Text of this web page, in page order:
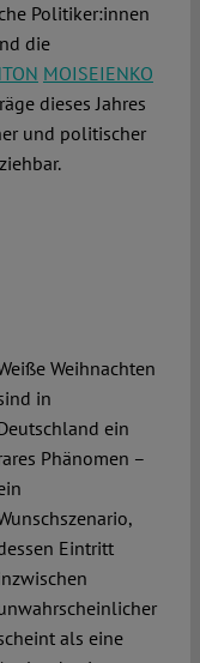
Politiker:innen
die
MOISEIENKO
dieses Jahres
und politischer
Weihnachten
in
ein
Phänomen –
Eintritt
als eine